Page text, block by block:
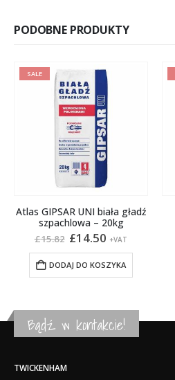
PODOBNE PRODUKTY
SALE
Atlas GIPSAR UNI biała gładź
szpachlowa – 20kg
£15.82 Pierwotna
wynosiła:
£15.82.
£14.50 Aktualna
wynosi:
£14.50.
+VAT
DODAJ DO KOSZYKA
Bądź w kontakcie!
TWICKENHAM